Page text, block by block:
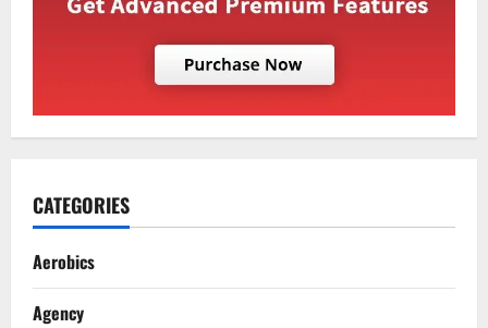
CATEGORIES
Aerobics
Agency